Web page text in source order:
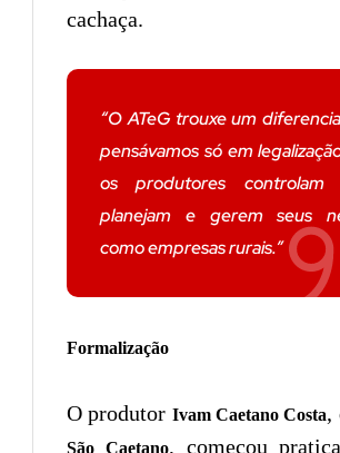
cachaça.
“O ATeG trouxe um
pensávamos só em
os produtores controlam
planejam e gerem seus
como empresas rurais.”
Formalização
O produtor Ivam Caetano Costa,
São Caetano, começou